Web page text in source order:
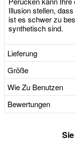
Illusion stellen,
ist es schwer zu
synthetisch sind.
Lieferung
Größe
Wie Zu Benutzen
Bewertungen